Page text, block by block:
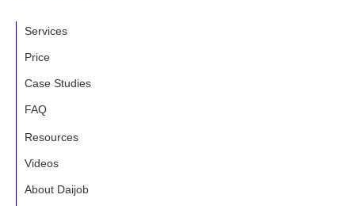
Services
Price
Case Studies
FAQ
Resources
Videos
About Daijob